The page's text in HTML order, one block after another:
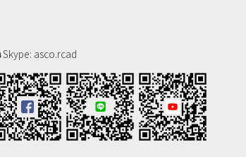
Skype: asco.rcad